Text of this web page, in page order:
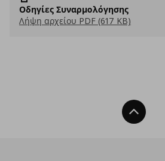
Οδηγίες Συναρμολόγησης
Λήψη αρχείου PDF (617 KB)
Back